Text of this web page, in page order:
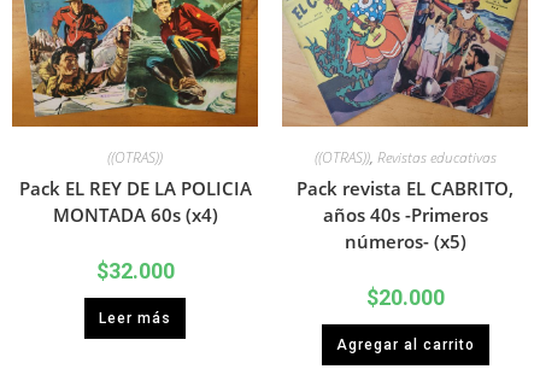
((OTRAS))
Pack EL REY DE LA POLICIA
MONTADA 60s (x4)
$32.000
Leer más
((OTRAS)), Revistas educativas
Pack revista EL CABRITO,
años 40s -Primeros
números- (x5)
$20.000
Agregar al carrito